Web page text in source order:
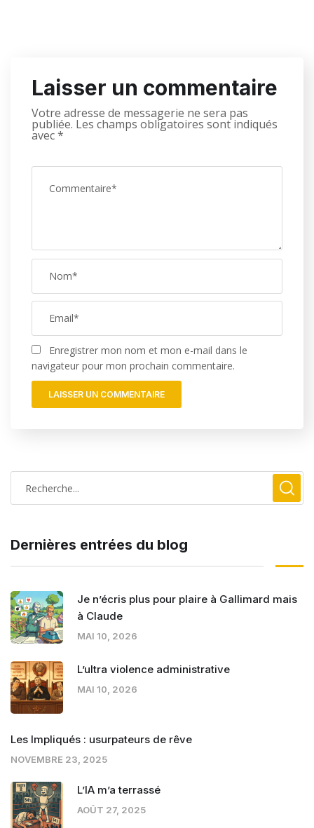
Laisser un commentaire
Votre adresse de messagerie ne sera pas
publiée. Les champs obligatoires sont indiqués
avec*
Enregistrer mon nom et mon e-mail dans le
navigateur pour mon prochain commentaire.
Dernières entrées du blog
Je n’écris plus pour plaire à Gallimard mais
à Claude
MAI 10, 2026
L’ultra violence administrative
MAI 10, 2026
Les Impliqués : usurpateurs de rêve
NOVEMBRE 23, 2025
L’IA m’a terrassé
AOÛT 27, 2025